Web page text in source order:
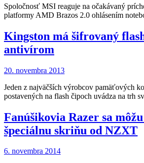
Spoločnosť MSI reaguje na očakávaný
platformy AMD Brazos 2.0 ohlásením
Kingston má šifrovaný
antivírom
20. novembra 2013
Jeden z najväčších výrobcov pamäťových
postavených na flash čipoch uvádza na trh
Fanúšikovia Razer sa
špeciálnu skriňu od NZXT
6. novembra 2014